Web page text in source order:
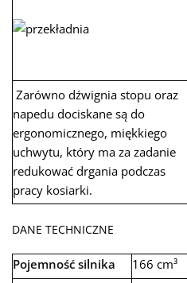
Zarówno dźwignia stopu oraz
napedu dociskane są do
ergonomicznego, miękkiego
uchwytu, który ma za zadanie
redukować drgania podczas
pracy kosiarki.
DANE TECHNICZNE
Pojemność silnika
166 cm³